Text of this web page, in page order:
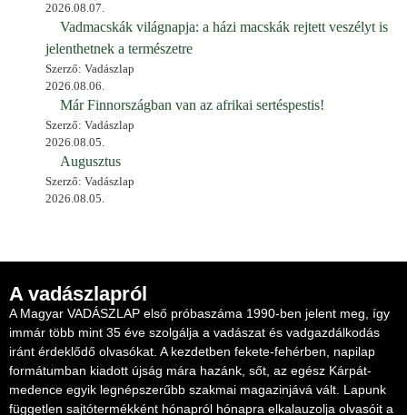
2026.08.07.
Vadmacskák világnapja: a házi macskák rejtett veszélyt is
jelenthetnek a természetre
Szerző: Vadászlap
2026.08.06.
Már Finnországban van az afrikai sertéspestis!
Szerző: Vadászlap
2026.08.05.
Augusztus
Szerző: Vadászlap
2026.08.05.
A vadászlapról
A Magyar VADÁSZLAP első próbaszáma 1990-ben jelent meg, így
immár több mint 35 éve szolgálja a vadászat és vadgazdálkodás
iránt érdeklődő olvasókat. A kezdetben fekete-fehérben, napilap
formátumban kiadott újság mára hazánk, sőt, az egész Kárpát-
medence egyik legnépszerűbb szakmai magazinjává vált. Lapunk
független sajtótermékként hónapról hónapra elkalauzolja olvasóit a